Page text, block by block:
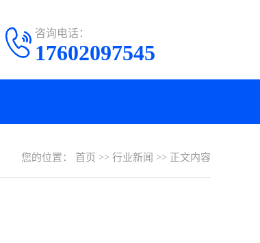
咨询电话：
17602097545
您的位置： 首页 >> 行业新闻 >> 正文内容